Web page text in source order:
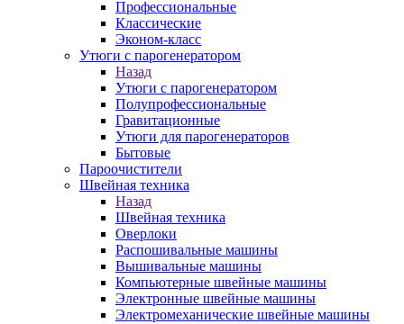
Профессиональные
Классические
Эконом-класс
Утюги с парогенератором
Назад
Утюги с парогенератором
Полупрофессиональные
Гравитационные
Утюги для парогенераторов
Бытовые
Пароочистители
Швейная техника
Назад
Швейная техника
Оверлоки
Распошивальные машины
Вышивальные машины
Компьютерные швейные машины
Электронные швейные машины
Электромеханические швейные машины